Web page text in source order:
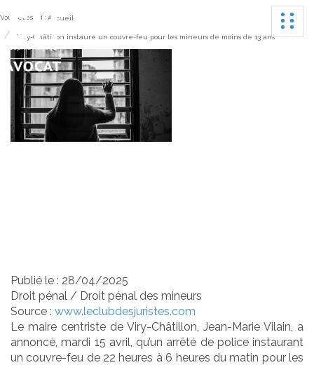
Vous êtes ici :Accueil
Viry-Châtillon instaure un couvre-feu pour les mineurs de moins de 13 ans
Publié le : 28/04/2025
Droit pénal / Droit pénal des mineurs
Source : www.leclubdesjuristes.com
Le maire centriste de Viry-Châtillon, Jean-Marie Vilain, a
annoncé, mardi 15 avril, qu’un arrêté de police instaurant
un couvre-feu de 22 heures à 6 heures du matin pour les